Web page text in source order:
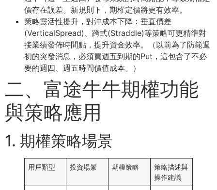
價存在誤差。新規則下，期權定價將更有效率。
策略靈活性提升，對沖成本下降：垂直價差
(VerticalSpread)、跨式(Straddle)等策略可更精準對
接業績發佈時間點，提升資⾦效率。（以前為了防範週
初的突發消息，必須買週五到期的Put，這包含了不必
要的週四、週五時間價值成本。）
⼆、富途⽜⽜期權功能
與策略應⽤
1. 期權策略場景
⽤戶類型 投資場景 期權策略
策略描述與
操作建議